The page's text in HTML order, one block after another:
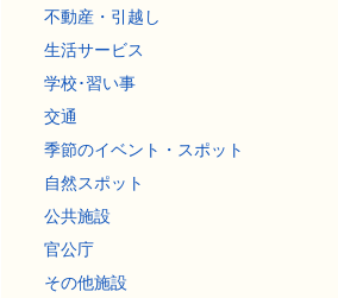
不動産・引越し
生活サービス
学校･習い事
交通
季節のイベント・スポット
自然スポット
公共施設
官公庁
その他施設